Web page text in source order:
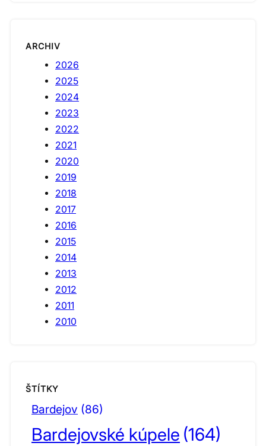
ARCHIV
2026
2025
2024
2023
2022
2021
2020
2019
2018
2017
2016
2015
2014
2013
2012
2011
2010
ŠTÍTKY
Bardejov (86)
Bardejovské kúpele (164)